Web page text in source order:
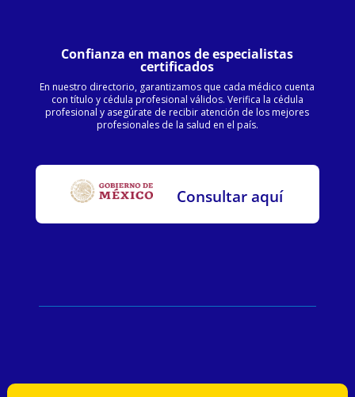
Confianza en manos de especialistas
certificados
En nuestro directorio, garantizamos que cada médico cuenta
con título y cédula profesional válidos. Verifica la cédula
profesional y asegúrate de recibir atención de los mejores
profesionales de la salud en el país.
Consultar aquí